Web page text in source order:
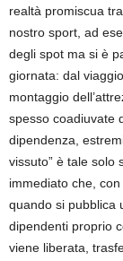
realtà promiscua
nostro sport, ad
degli spot ma si è
giornata: dal
montaggio
spesso coadiuvate
dipendenza,
vissuto” è tale solo
immediato che,
quando si pubblica
dipendenti proprio
viene liberata,